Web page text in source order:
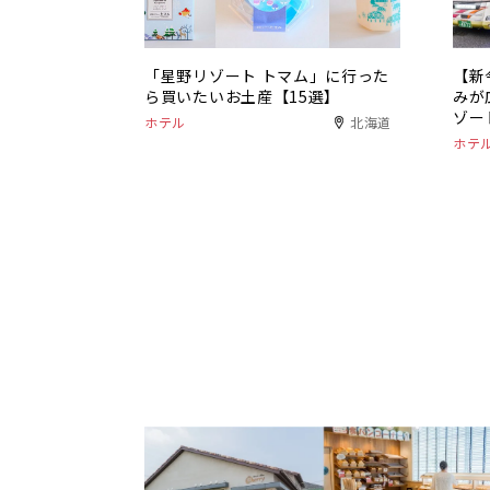
「星野リゾート トマム」に行った
ら買いたいお土産【15選】
ホテル 北海道
【
みが
ゾー
ホテ